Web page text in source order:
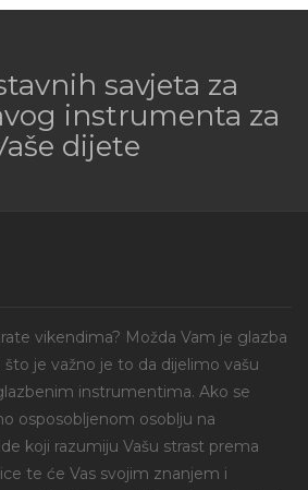
savjeta za
instrumenta za
dijete
vikendima? Možda Vam je glazba
što je važno je to da dijelimo vašu
instrumentima. Ako se
osposobljenom osoblju na
koji razumiju Vašu strast prema
te će Vas svojim znanjem i